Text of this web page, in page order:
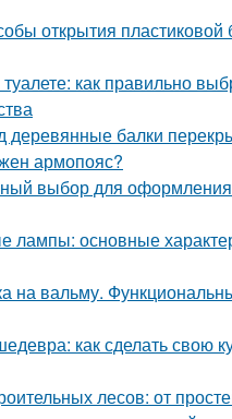
открытия пластиковой
как правильно
деревянные балки
армопояс?
выбор для оформления
лампы: основные
на вальму.
как сделать свою
лесов: от